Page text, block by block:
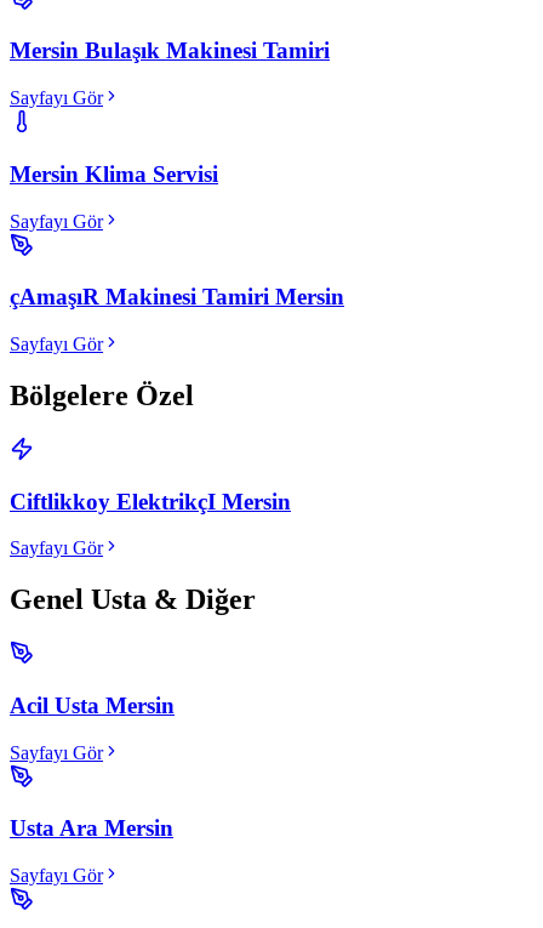
Mersin Bulaşık Makinesi Tamiri
Sayfayı Gör
Mersin Klima Servisi
Sayfayı Gör
çAmaşıR Makinesi Tamiri Mersin
Sayfayı Gör
Bölgelere Özel
Ciftlikkoy ElektrikçI Mersin
Sayfayı Gör
Genel Usta & Diğer
Acil Usta Mersin
Sayfayı Gör
Usta Ara Mersin
Sayfayı Gör